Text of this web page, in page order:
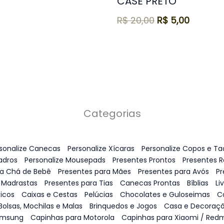
R$20,00 R$ 5,00
Categorias
Canecas Personalize Xícaras Personalize Copos e
Personalize Mousepads Presentes Prontos Presentes
Chá de Bebê Presentes para Mães Presentes para Avós
Presentes para Tias Canecas Prontas Bíblias
Caixas e Cestas Pelúcias Chocolates e Guloseimas
Mochilas e Malas Brinquedos e Jogos Casa e
Capinhas para Motorola Capinhas para Xiaomi /